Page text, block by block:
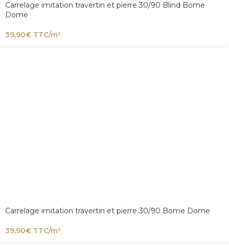
Carrelage imitation travertin et pierre 30/90 Blind Bome
Dome
39,90€ TTC/m²
Carrelage imitation travertin et pierre 30/90 Bome Dome
39,90€ TTC/m²